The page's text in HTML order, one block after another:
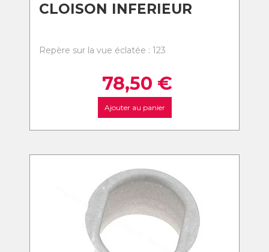
CLOISON INFERIEUR
Repère sur la vue éclatée : 123
78,50 €
Ajouter au panier